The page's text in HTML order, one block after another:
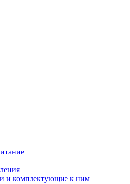
и комплектующие к ним